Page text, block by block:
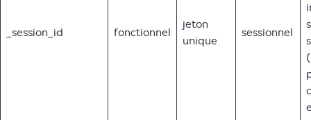
_session_id fonctionnel
jeton
unique
sessionnel